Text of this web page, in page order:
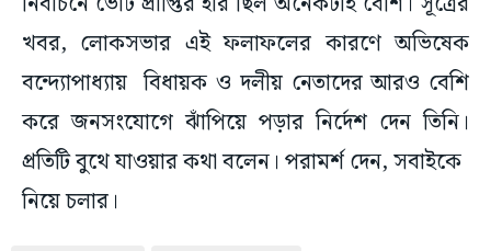
খবর, লোকসভার এই ফলাফলের কারণে অভিষেক
বন্দ্যোপাধ্যায় বিধায়ক ও দলীয় নেতাদের আরও বেশি
করে জনসংযোগে ঝাঁপিয়ে পড়ার নির্দেশ দেন তিনি।
প্রতিটি বুথে যাওয়ার কথা বলেন। পরামর্শ দেন, সবাইকে
নিয়ে চলার।